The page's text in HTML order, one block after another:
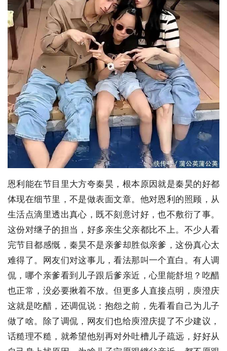
恩利能在节目里大方夸秦昊，根本原因就是秦昊的好都
体现在细节里，不是做表面文章。他对恩利的照顾，从
生活点滴里透出真心，既不刻意讨好，也不敷衍了事。
这份对继子的担当，好多亲生父亲都比不上。不少人看
完节目都感慨，秦昊不是亲爹却胜似亲爹，这份真心太
难得了。网友们对这事儿，看法那叫一个直白。有人调
侃，哪个亲爹看到儿子跟后爹亲近，心里能舒坦？吃醋
也正常，没必要揪着不放。但更多人直接点明，庾澄庆
这就是吃醋，还调侃说：抱怨之前，先看看自己为儿子
做了啥。除了调侃，网友们也给庾澄庆提了不少建议，
话糙理不糙，就希望他别再对外吐槽儿子疏远，好好从